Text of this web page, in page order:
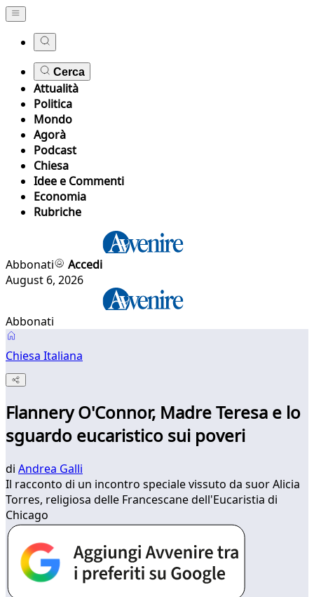
Cerca
Attualità
Politica
Mondo
Agorà
Podcast
Chiesa
Idee e Commenti
Economia
Rubriche
Abbonati
Accedi
August 6, 2026
Abbonati
Chiesa Italiana
Flannery O'Connor, Madre Teresa e lo
sguardo eucaristico sui poveri
di Andrea Galli
Il racconto di un incontro speciale vissuto da suor Alicia
Torres, religiosa delle Francescane dell'Eucaristia di
Chicago